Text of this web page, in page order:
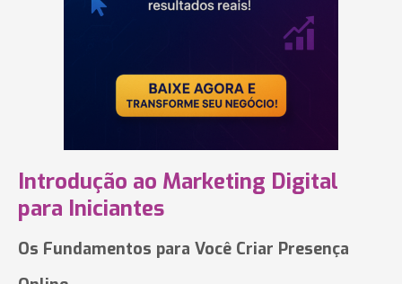
Introdução ao Marketing Digital
para Iniciantes
Os Fundamentos para Você Criar Presença